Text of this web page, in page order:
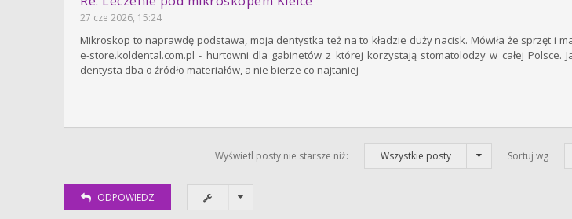
27 cze 2026, 15:24
Mikroskop to naprawdę podstawa, moja dentystka też na to kładzie duży nacisk. Mówiła że sprzęt i
e-store.koldental.com.pl - hurtowni dla gabinetów z której korzystają stomatolodzy w całej Polsce.
dentysta dba o źródło materiałów, a nie bierze co najtaniej
Wyświetl posty nie starsze niż: Wszystkie posty Sortuj wg
ODPOWIEDZ